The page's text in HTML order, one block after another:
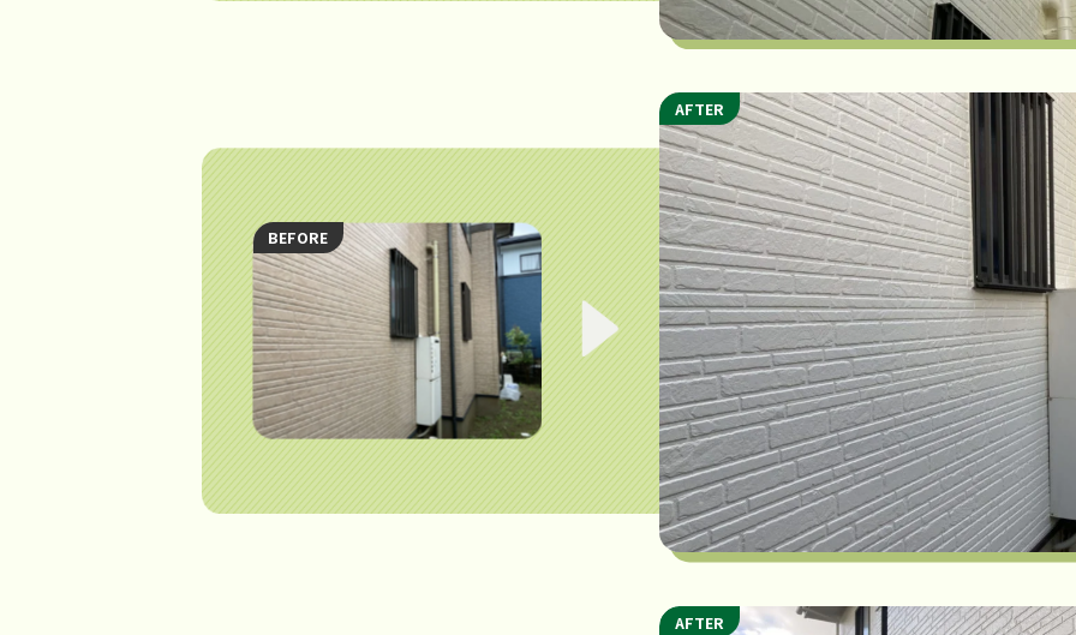
BEFORE
AFTER
AFTER